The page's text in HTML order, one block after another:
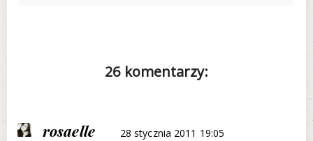
26 komentarzy:
rosaelle
28 stycznia 2011 19:05